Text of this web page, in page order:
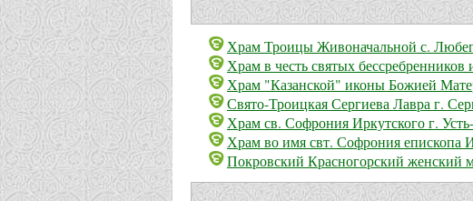
Храм Троицы Живоначальной с.
Храм в честь святых
Храм "Казанской" иконы Божией
Свято-Троицкая Сергиева Лавра г.
Храм св. Софрония Иркутского г.
Храм во имя свт. Софрония епископа
Покровский Красногорский женский